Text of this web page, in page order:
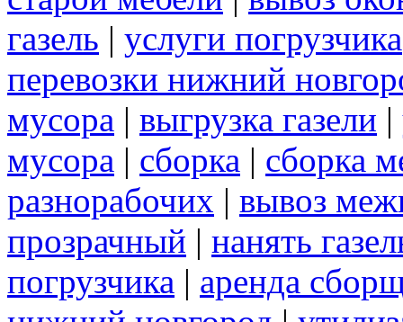
газель | услуги погрузчика
перевозки нижний
мусора | выгрузка газели |
мусора | сборка | сборка
разнорабочих | вывоз
прозрачный | нанять
погрузчика | аренда